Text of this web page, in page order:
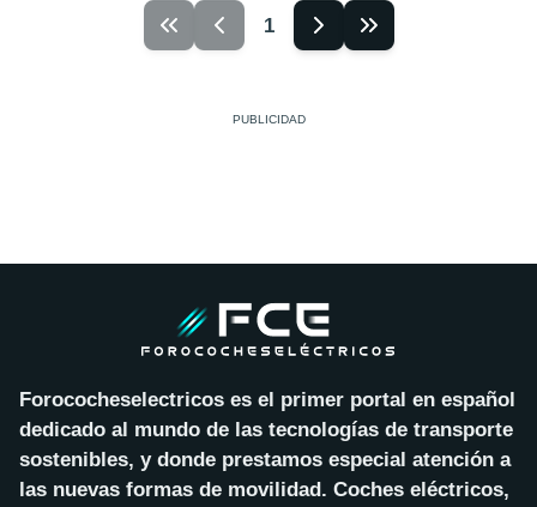
1
Forococheselectricos es el primer portal en español
dedicado al mundo de las tecnologías de transporte
sostenibles, y donde prestamos especial atención a
las nuevas formas de movilidad. Coches eléctricos,